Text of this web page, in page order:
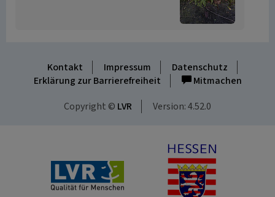
Kontakt Impressum
Datenschutz
Erklärung zur Barrierefreiheit
Mitmachen
Copyright © LVR Version: 4.52.0